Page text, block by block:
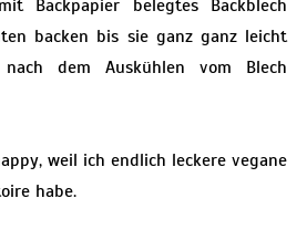
Backpapier belegtes Backblech
backen bis sie ganz ganz leicht
dem Auskühlen vom Blech
weil ich endlich leckere vegane
habe.